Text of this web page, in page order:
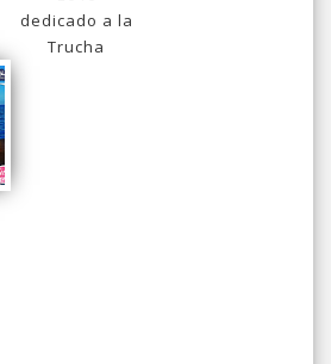
dedicado a la
Trucha